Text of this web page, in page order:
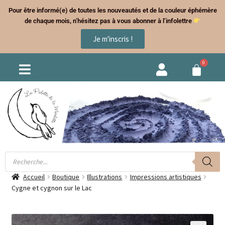
Pour être informé(e) de toutes les nouveautés et de la couleur éphémère
de chaque mois, n’hésitez pas à vous abonner à l’infolettre
Je m'inscris !
Accueil Boutique Illustrations
Impressions artistiques
Cygne et cygnon sur le Lac